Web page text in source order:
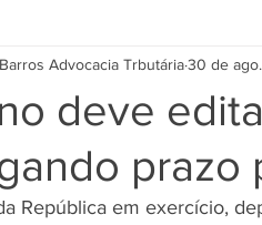
deve
prazo
Advocacia Trbutária30 de
República em exercício,